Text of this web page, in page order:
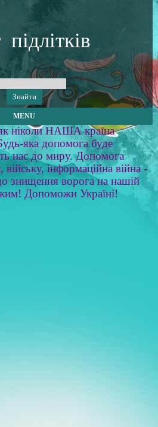
MENU
ніколи НАША країна
яка допомога буде
нас до миру. Допомога
інформаційна війна -
знищення ворога на нашій
Допоможи Україні!